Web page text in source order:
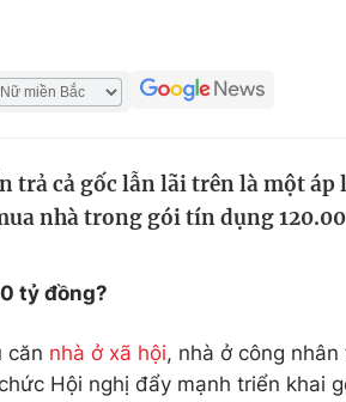
Tuyển sinh
trả cả gốc lẫn lãi trên là một áp
nhà trong gói tín dụng
tỷ đồng?
căn nhà ở xã hội, nhà ở công
Hội nghị đẩy mạnh triển khai